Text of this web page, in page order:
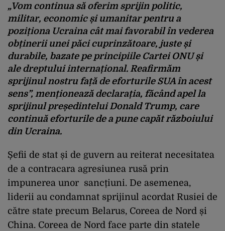
„Vom continua să oferim sprijin politic,
militar, economic și umanitar pentru a
poziționa Ucraina cât mai favorabil în vederea
obținerii unei păci cuprinzătoare, juste și
durabile, bazate pe principiile Cartei ONU și
ale dreptului internațional. Reafirmăm
sprijinul nostru față de eforturile SUA în acest
sens”, menționează declarația, făcând apel la
sprijinul președintelui Donald Trump, care
continuă eforturile de a pune capăt războiului
din Ucraina.
Șefii de stat și de guvern au reiterat necesitatea
de a contracara agresiunea rusă prin
impunerea unor sancțiuni. De asemenea,
liderii au condamnat sprijinul acordat Rusiei de
către state precum Belarus, Coreea de Nord și
China. Coreea de Nord face parte din statele